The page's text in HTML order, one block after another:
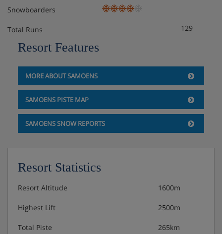
Snowboarders
Total Runs 129
Resort Features
MORE ABOUT SAMOENS
SAMOENS PISTE MAP
SAMOENS SNOW REPORTS
Resort Statistics
Resort Altitude 1600m
Highest Lift 2500m
Total Piste 265km